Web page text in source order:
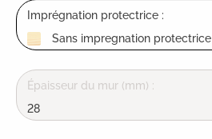
Imprégnation protectrice :
Sans impregnation protectrice
Épaisseur du mur (mm) :
28